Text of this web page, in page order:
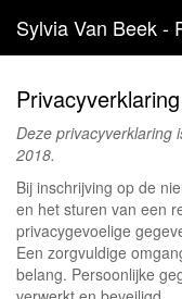
Sylvia Van Beek -
Privacyverklaring
Deze privacyverklaring
2018.
Bij inschrijving op de
en het sturen van een
privacygevoelige
Een zorgvuldige
belang. Persoonlijke